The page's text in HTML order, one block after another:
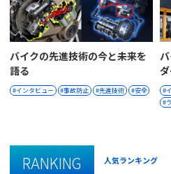
バイクの先進技術の今と未来を
語る
インタビュー 事故防止 先進技術 安全
RANKING 人気ランキング